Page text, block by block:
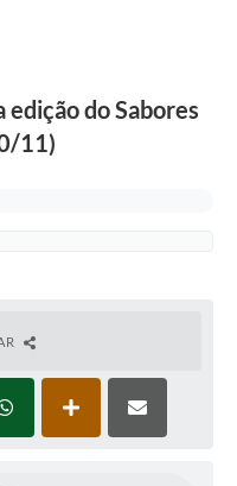
do Sabores
11)